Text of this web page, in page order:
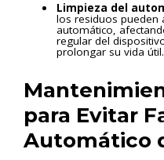
Limpieza del
los residuos pueden
automático,
regular del
prolongar su vida útil.
para Evitar
Automático